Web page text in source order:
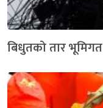
बिधुतको तार भूमिगत